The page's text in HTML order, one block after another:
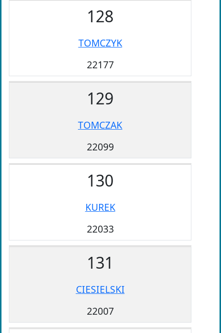
128
TOMCZYK
22177
129
TOMCZAK
22099
130
KUREK
22033
131
CIESIELSKI
22007